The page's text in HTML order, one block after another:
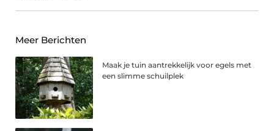
Meer Berichten
Maak je tuin aantrekkelijk voor egels met
een slimme schuilplek